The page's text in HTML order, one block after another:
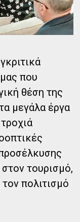
που
θέση της
μεγάλα έργα
τουρισμό,
πολιτισμό